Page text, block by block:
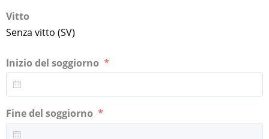
Vitto
Senza vitto (SV)
Inizio del soggiorno
Fine del soggiorno